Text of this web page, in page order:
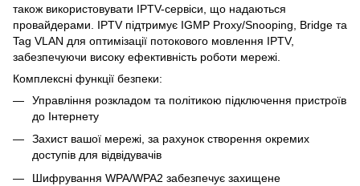
також використовувати IPTV-сервіси, що надаються
провайдерами. IPTV підтримує IGMP Proxy/Snooping, Bridge та
Tag VLAN для оптимізації потокового мовлення IPTV,
забезпечуючи високу ефективність роботи мережі.
Комплексні функції безпеки:
Управління розкладом та політикою підключення пристроїв
до Інтернету
Захист вашої мережі, за рахунок створення окремих
доступів для відвідувачів
Шифрування WPA/WPA2 забезпечує захищене